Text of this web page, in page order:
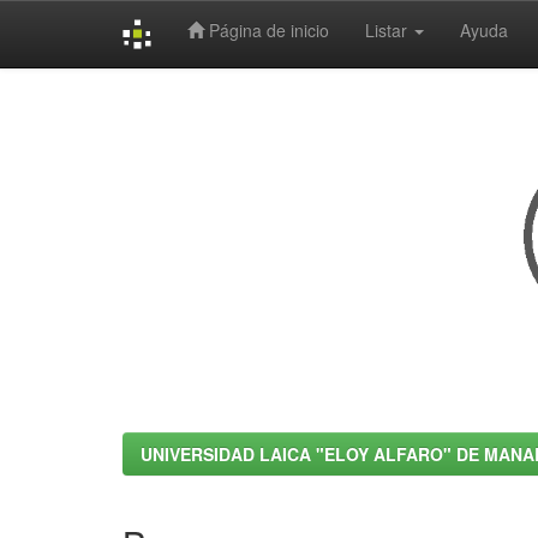
Página de inicio Listar Ayuda
UNIVERSIDAD LAICA "ELOY ALFARO" DE